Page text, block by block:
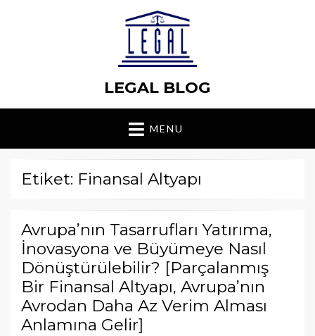
LEGAL BLOG
MENU
Etiket: Finansal Altyapı
Avrupa’nın Tasarrufları Yatırıma,
İnovasyona ve Büyümeye Nasıl
Dönüştürülebilir? [Parçalanmış
Bir Finansal Altyapı, Avrupa’nın
Avrodan Daha Az Verim Alması
Anlamına Gelir]